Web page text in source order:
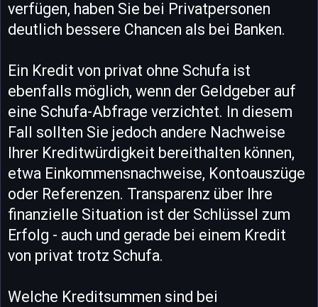
verfügen, haben Sie bei Privatpersonen
deutlich bessere Chancen als bei Banken.
Ein Kredit von privat ohne Schufa ist
ebenfalls möglich, wenn der Geldgeber auf
eine Schufa-Abfrage verzichtet. In diesem
Fall sollten Sie jedoch andere Nachweise
Ihrer Kreditwürdigkeit bereithalten können,
etwa Einkommensnachweise, Kontoauszüge
oder Referenzen. Transparenz über Ihre
finanzielle Situation ist der Schlüssel zum
Erfolg - auch und gerade bei einem Kredit
von privat trotz Schufa.
Welche Kreditsummen sind bei